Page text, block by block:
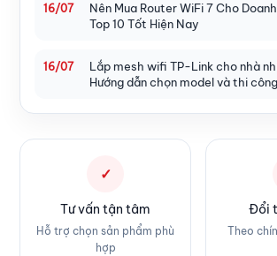
16/07
Nên Mua Router WiFi 7 Cho
Top 10 Tốt Hiện Nay
16/07
Lắp mesh wifi TP-Link cho nhà
Hướng dẫn chọn model và thi
✓
Tư vấn tận tâm
Hỗ trợ chọn sản phẩm phù
hợp
Đổi
Theo